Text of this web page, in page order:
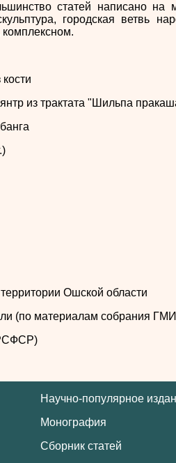
статей написано
городская ветвь
комплексном.
из трактата "Шильпа
Ошской области
(по материалам собрания
РСФСР)
Научно-популярное
Монография
Сборник статей